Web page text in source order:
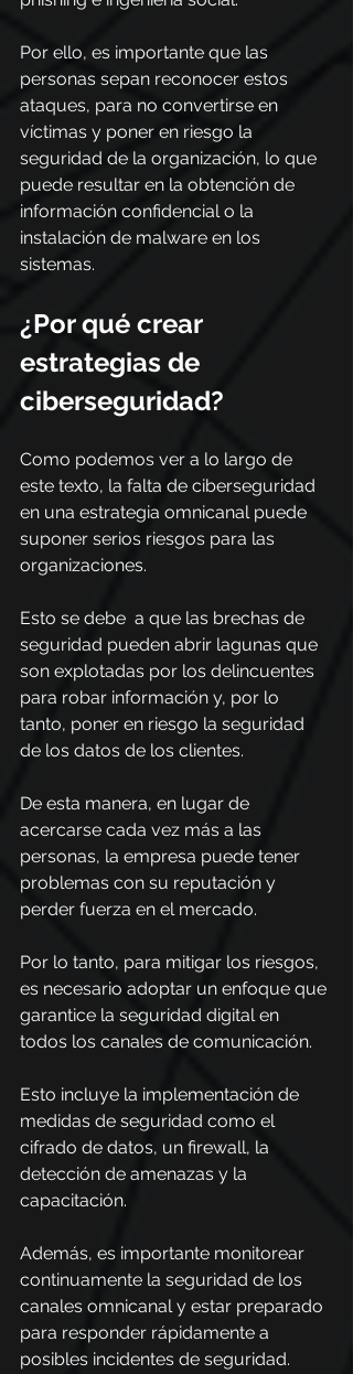
Por ello, es importante que las
personas sepan reconocer estos
ataques, para no convertirse en
víctimas y poner en riesgo la
seguridad de la organización, lo que
puede resultar en la obtención de
información confidencial o la
instalación de malware en los
sistemas.
¿Por qué crear
estrategias de
ciberseguridad?
Como podemos ver a lo largo de
este texto, la falta de ciberseguridad
en una estrategia omnicanal puede
suponer serios riesgos para las
organizaciones.
Esto se debe  a que las brechas de
seguridad pueden abrir lagunas que
son explotadas por los delincuentes
para robar información y, por lo
tanto, poner en riesgo la seguridad
de los datos de los clientes.
De esta manera, en lugar de
acercarse cada vez más a las
personas, la empresa puede tener
problemas con su reputación y
perder fuerza en el mercado.
Por lo tanto, para mitigar los riesgos,
es necesario adoptar un enfoque que
garantice la seguridad digital en
todos los canales de comunicación.
Esto incluye la implementación de
medidas de seguridad como el
cifrado de datos, un firewall, la
detección de amenazas y la
capacitación.
Además, es importante monitorear
continuamente la seguridad de los
canales omnicanal y estar preparado
para responder rápidamente a
posibles incidentes de seguridad.